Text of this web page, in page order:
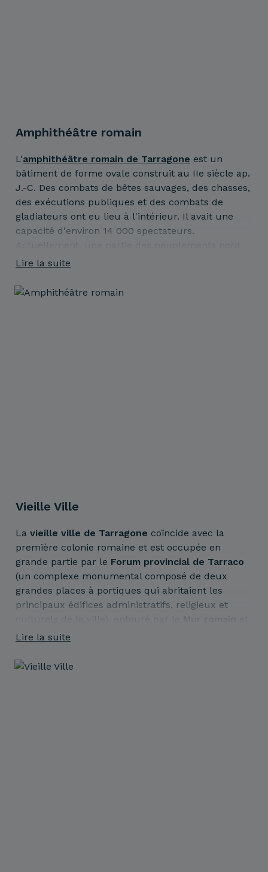
Amphithéâtre romain
L'amphithéâtre romain de Tarragone est un
bâtiment de forme ovale construit au IIe siècle ap.
J.-C. Des combats de bêtes sauvages, des chasses,
des exécutions publiques et des combats de
gladiateurs ont eu lieu à l'intérieur. Il avait une
capacité d'environ 14 000 spectateurs.
Actuellement, une partie des peuplements nord
taillés dans la roche, fortement érodés, et une
voûtes en béton, sont conservés.
Lire la suite
Vieille Ville
La vieille ville de Tarragone coïncide avec la
première colonie romaine et est occupée en
grande partie par le Forum provincial de Tarraco
(un complexe monumental composé de deux
grandes places à portiques qui abritaient les
principaux édifices administratifs, religieux et
culturels de la ville), entouré par le
porte à voussoirs d'origine. Dans cette zone de la
de loisirs variée.
Lire la suite